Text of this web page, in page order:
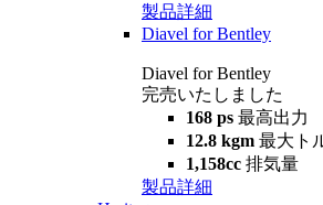
製品詳細
Diavel for Bentley
Diavel for Bentley
完売いたしました
168 ps 最高出力
12.8 kgm 最大ト
1,158cc 排気量
製品詳細